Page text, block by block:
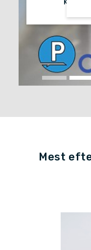
Mest